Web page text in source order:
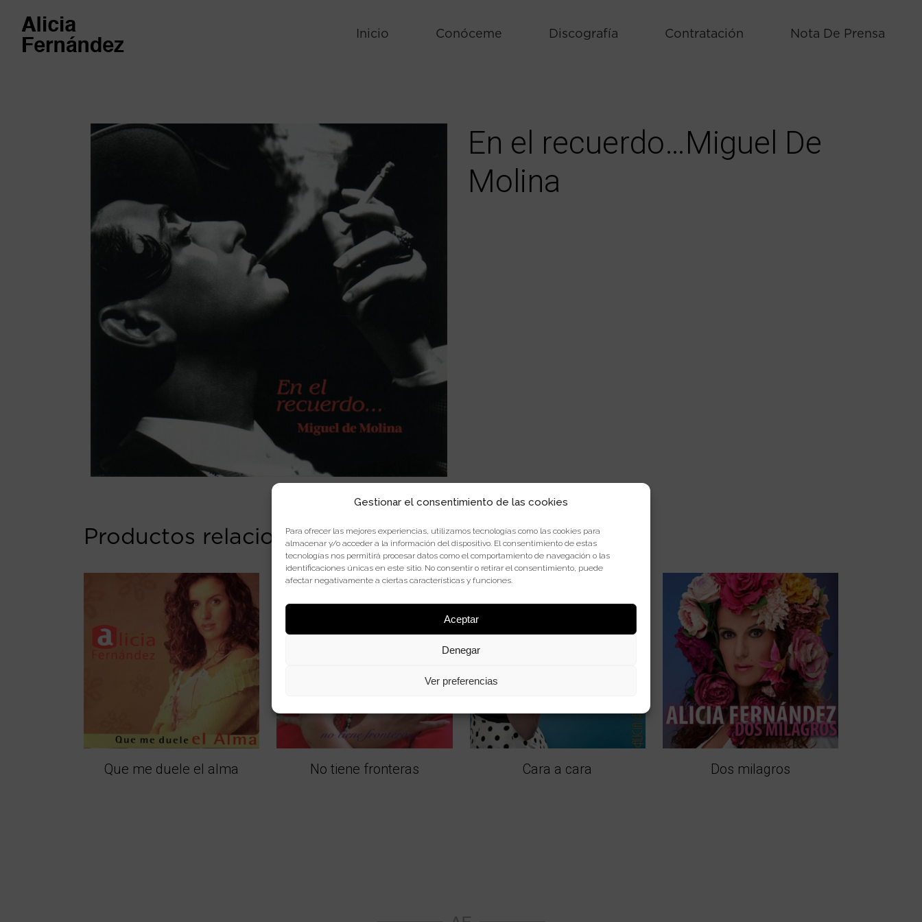
Gestionar el consentimiento de las cookies
Para ofrecer las mejores experiencias, utilizamos tecnologías como las cookies para
almacenar y/o acceder a la información del dispositivo. El consentimiento de estas
tecnologías nos permitirá procesar datos como el comportamiento de navegación o las
identificaciones únicas en este sitio. No consentir o retirar el consentimiento, puede
afectar negativamente a ciertas características y funciones.
Aceptar
Denegar
Ver preferencias
Inicio Conóceme Discografía Contratación Nota De Prensa
En el recuerdo…Miguel De
Molina
Productos relacionados
Que me duele el alma No tiene fronteras Cara a cara Dos milagros